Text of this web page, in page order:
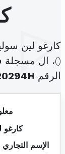
كارغو لين
()، ال
الرقم
الإسم التجاري